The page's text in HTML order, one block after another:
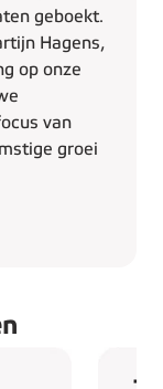
geboekt.
Hagens,
op onze
van
groei